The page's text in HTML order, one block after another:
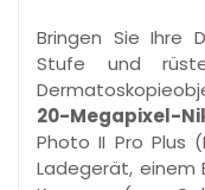
Bringen Sie Ihre
Stufe und
20-Megapixel-
Photo II Pro Plus
Ladegerät, einem